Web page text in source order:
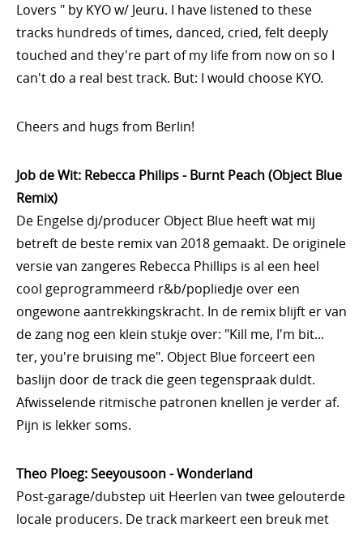
Lovers " by KYO w/ Jeuru. I have listened to these
tracks hundreds of times, danced, cried, felt deeply
touched and they're part of my life from now on so I
can't do a real best track. But: I would choose KYO.
Cheers and hugs from Berlin!
Job de Wit: Rebecca Philips - Burnt Peach (Object Blue
Remix)
De Engelse dj/producer Object Blue heeft wat mij
betreft de beste remix van 2018 gemaakt. De originele
versie van zangeres Rebecca Phillips is al een heel
cool geprogrammeerd r&b/popliedje over een
ongewone aantrekkingskracht. In de remix blijft er van
de zang nog een klein stukje over: "Kill me, I'm bit...
ter, you're bruising me". Object Blue forceert een
baslijn door de track die geen tegenspraak duldt.
Afwisselende ritmische patronen knellen je verder af.
Pijn is lekker soms.
Theo Ploeg: Seeyousoon - Wonderland
Post-garage/dubstep uit Heerlen van twee gelouterde
locale producers. De track markeert een breuk met